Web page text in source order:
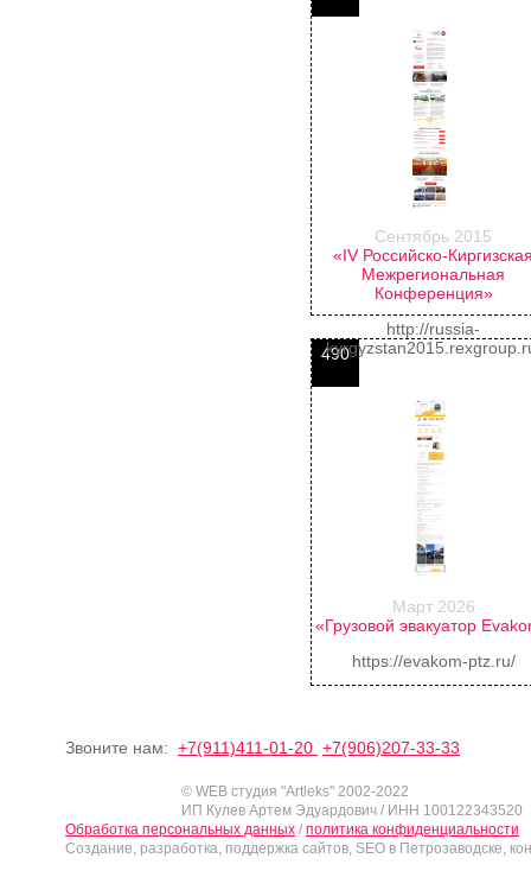
Сентябрь 2015
«IV Российско-
Межрегиональная
Конференция»
http://russia-
490
Март 2026
«Грузовой эвакуатор
https://evakom-ptz.ru/
Звоните нам: +7(911)411-01-20 +7(906)207-33-33
© WEB студия "Artleks" 2002-2022
ИП Кулев Артем Эдуардович / ИНН 100122343520
Обработка персональных данных / политика конфиденциальности
Создание, разработка, поддержка сайтов, SEO в Петрозаводске,